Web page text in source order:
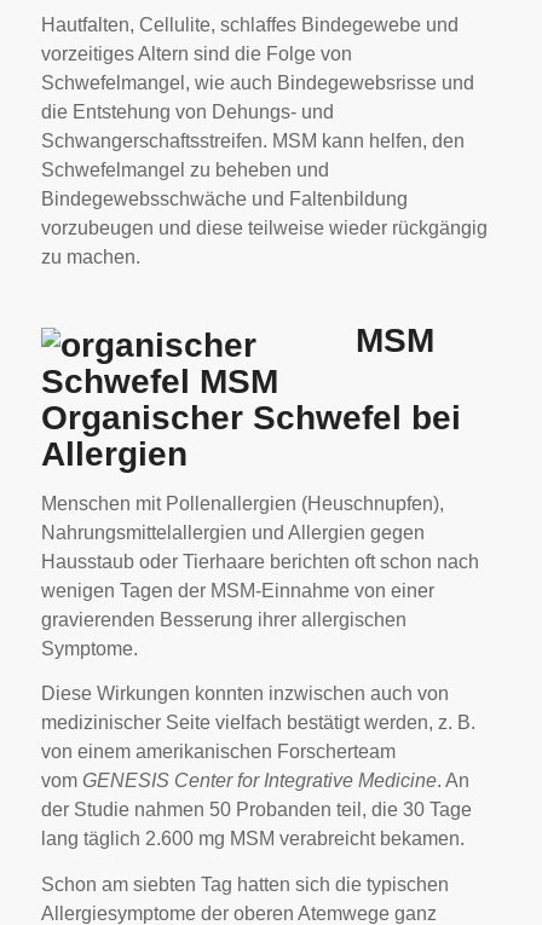
Hautfalten, Cellulite, schlaffes Bindegewebe und
vorzeitiges Altern sind die Folge von
Schwefelmangel, wie auch Bindegewebsrisse und
die Entstehung von Dehungs- und
Schwangerschaftsstreifen. MSM kann helfen, den
Schwefelmangel zu beheben und
Bindegewebsschwäche und Faltenbildung
vorzubeugen und diese teilweise wieder rückgängig
zu machen.
MSM
Organischer Schwefel bei
Allergien
Menschen mit Pollenallergien (Heuschnupfen),
Nahrungsmittelallergien und Allergien gegen
Hausstaub oder Tierhaare berichten oft schon nach
wenigen Tagen der MSM-Einnahme von einer
gravierenden Besserung ihrer allergischen
Symptome.
Diese Wirkungen konnten inzwischen auch von
medizinischer Seite vielfach bestätigt werden, z. B.
von einem amerikanischen Forscherteam
vom GENESIS Center for Integrative Medicine. An
der Studie nahmen 50 Probanden teil, die 30 Tage
lang täglich 2.600 mg MSM verabreicht bekamen.
Schon am siebten Tag hatten sich die typischen
Allergiesymptome der oberen Atemwege ganz